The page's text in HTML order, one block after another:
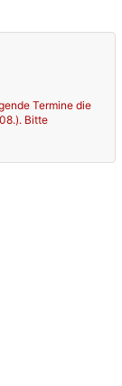
Termine die
Bitte